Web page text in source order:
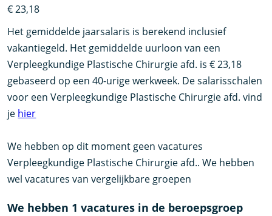
€ 23,18
Het gemiddelde jaarsalaris is berekend inclusief
vakantiegeld. Het gemiddelde uurloon van een
Verpleegkundige Plastische Chirurgie afd. is € 23,18
gebaseerd op een 40-urige werkweek. De salarisschalen
voor een Verpleegkundige Plastische Chirurgie afd. vind
je hier
We hebben op dit moment geen vacatures
Verpleegkundige Plastische Chirurgie afd.. We hebben
wel vacatures van vergelijkbare groepen
We hebben 1 vacatures in de beroepsgroep